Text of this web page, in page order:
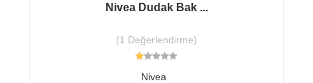
Nivea Dudak Bak ...
(1 Değerlendirme)
Nivea